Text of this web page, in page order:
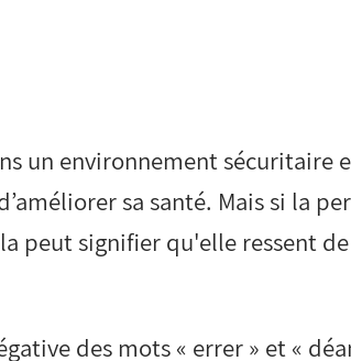
un environnement sécuritaire
sa santé. Mais si la
peut signifier qu'elle ressent
des mots « errer » et «